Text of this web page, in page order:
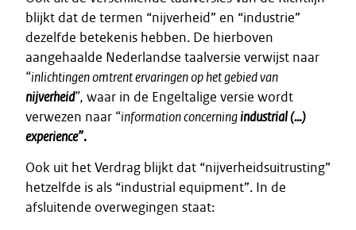
blijkt dat de termen “nijverheid” en “industrie”
dezelfde betekenis hebben. De hierboven
aangehaalde Nederlandse taalversie verwijst naar
“inlichtingen omtrent ervaringen op het gebied van
nijverheid”, waar in de Engeltalige versie wordt
verwezen naar “information concerningindustrial (…)
experience”.
Ook uit het Verdrag blijkt dat “nijverheidsuitrusting”
hetzelfde is als “industrial equipment”. In de
afsluitende overwegingen staat: